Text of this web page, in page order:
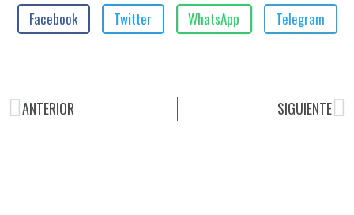
Facebook Twitter WhatsApp Telegram
ANTERIOR SIGUIENTE